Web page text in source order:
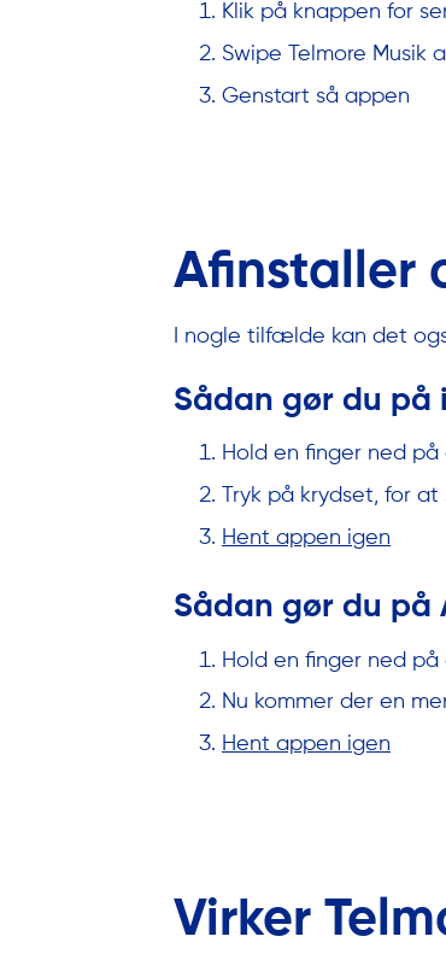
Klik på knappen for
Swipe Telmore Musik
Genstart så appen
Afinstaller
I nogle tilfælde kan det
Sådan gør du på
Hold en finger ned
Tryk på krydset, for
Hent appen igen
Sådan gør du på
Hold en finger ned
Nu kommer der en
Hent appen igen
Virker